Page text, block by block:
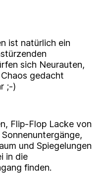
ist natürlich ein
sich Neurauten,
gedacht
;-)
Flip-Flop Lacke von
und Spiegelungen
in die
finden.